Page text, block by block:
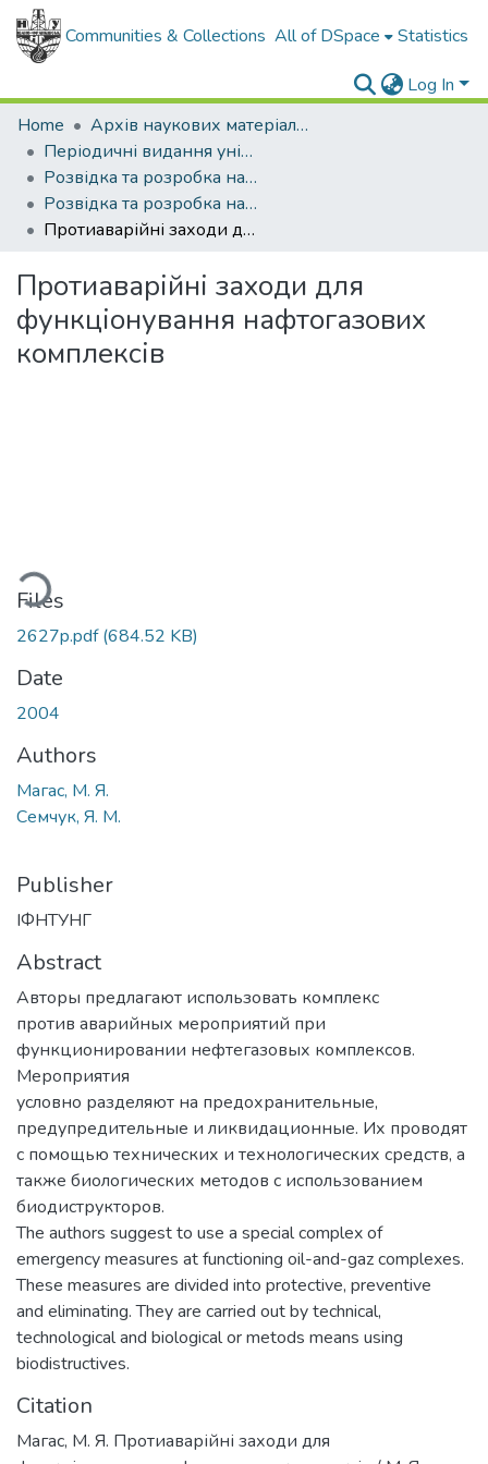
Communities & Collections All of DSpace Statistics
Log In
Home
Архів наукових матеріалів
Періодичні видання університету
Розвідка та розробка нафтових і газових родовищ
Розвідка та розробка нафтових і газових родовищ - 2004 - №1
Протиаварійні заходи для функціонування нафтогазових комплексів
Протиаварійні заходи для
функціонування нафтогазових
комплексів
Files
2627p.pdf(684.52 KB)
Date
2004
Authors
Магас, М. Я.
Семчук, Я. М.
Publisher
ІФНТУНГ
Abstract
Авторы предлагают использовать комплекс
против аварийных мероприятий при
функционировании нефтегазовых комплексов.
Мероприятия
условно разделяют на предохранительные,
предупредительные и ликвидационные. Их проводят
с помощью технических и технологических средств, а
также биологических методов с использованием
биодиструкторов.
The authors suggest to use a special complex of
emergency measures at functioning oil-and-gaz complexes.
These measures are divided into protective, preventive
and eliminating. They are carried out by technical,
technological and biological or metods means using
biodistructives.
Citation
Магас, М. Я. Протиаварійні заходи для